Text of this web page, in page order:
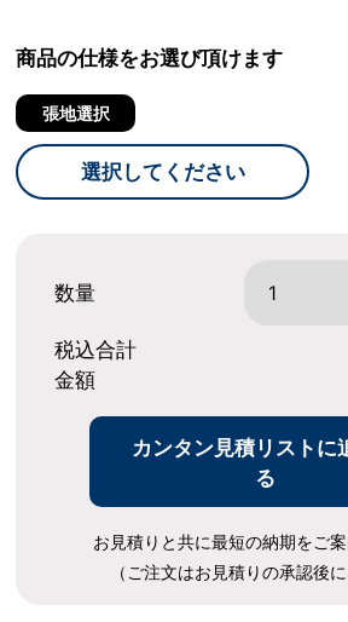
商品の仕様をお選び頂けます
張地選択
選択してください
数量
税込合計
金額
カンタン見積リストに
る
お見積りと共に最短の納期をご案
（ご注文はお見積りの承認後に